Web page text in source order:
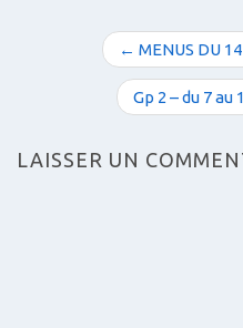
g
← MENUS DU
Gp 2 – du 7 au
LAISSER UN